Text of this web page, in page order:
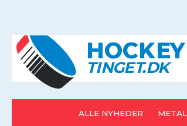
HOCKEY
TINGET.DK
ALLE NYHEDER